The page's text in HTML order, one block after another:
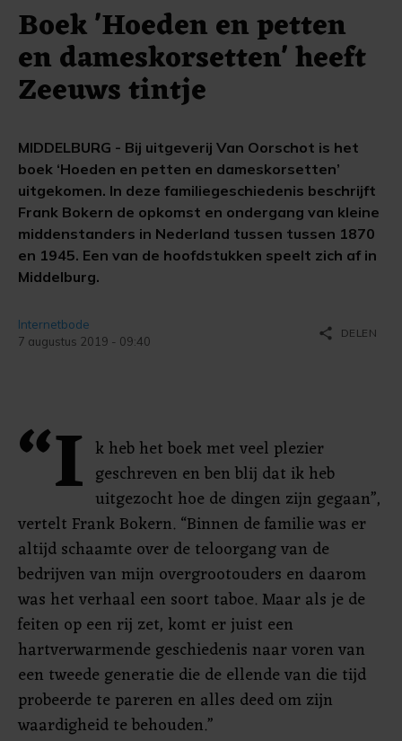
Boek 'Hoeden en petten
en dameskorsetten' heeft
Zeeuws tintje
MIDDELBURG - Bij uitgeverij Van Oorschot is het
boek ‘Hoeden en petten en dameskorsetten’
uitgekomen. In deze familiegeschiedenis beschrijft
Frank Bokern de opkomst en ondergang van kleine
middenstanders in Nederland tussen tussen 1870
en 1945. Een van de hoofdstukken speelt zich af in
Middelburg.
Internetbode
7 augustus 2019 - 09:40
share DELEN
“I k heb het boek met veel plezier
geschreven en ben blij dat ik heb
uitgezocht hoe de dingen zijn gegaan”,
vertelt Frank Bokern. “Binnen de familie was er
altijd schaamte over de teloorgang van de
bedrijven van mijn overgrootouders en daarom
was het verhaal een soort taboe. Maar als je de
feiten op een rij zet, komt er juist een
hartverwarmende geschiedenis naar voren van
een tweede generatie die de ellende van die tijd
probeerde te pareren en alles deed om zijn
waardigheid te behouden.”